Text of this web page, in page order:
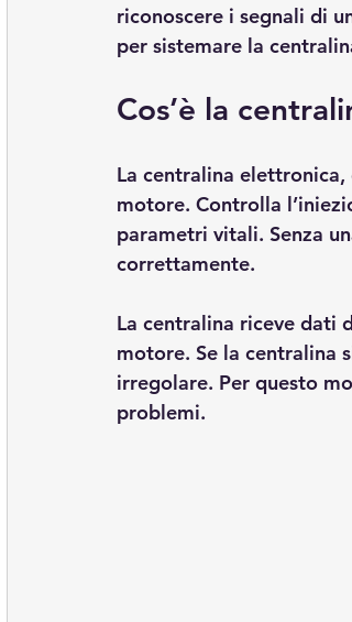
riconoscere i segnali di
per sistemare la
Cos’è la
La centralina
motore. Controlla
parametri vitali. Senza
correttamente.
La centralina riceve dati
motore. Se la centralina
irregolare. Per questo
problemi.